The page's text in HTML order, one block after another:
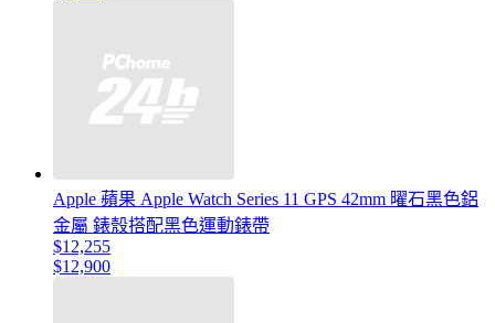
Apple 蘋果 Apple Watch Series 11 GPS 42mm 曜石黑色鋁
金屬 錶殼搭配黑色運動錶帶
$12,255
$12,900